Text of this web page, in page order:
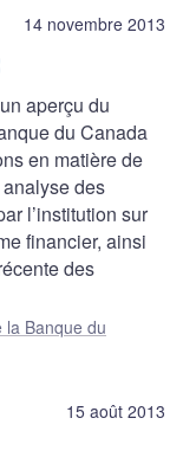
14 novembre 2013
aperçu du
du Canada
en matière de
des
l’institution sur
financier, ainsi
des
la Banque du
15 août 2013